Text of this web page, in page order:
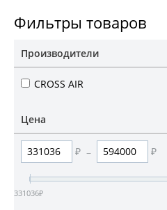
Фильтры товаров
Производители
CROSS AIR
Цена
₽ – ₽
331036₽